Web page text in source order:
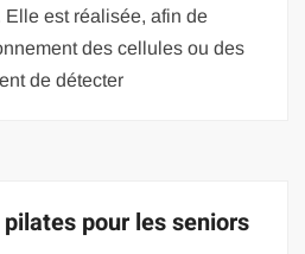
est réalisée, afin de
des cellules ou des
de détecter
pour les seniors